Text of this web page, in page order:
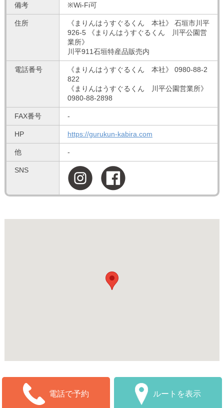
備考 ※Wi-Fi可
住所
《まりんはうすぐるくん 本社》 石垣市川平
926-5 《まりんはうすぐるくん 川平公園営
業所》
川平911石垣特産品販売内
電話番号 《まりんはうすぐるくん 本社》 0980-88-2
822
《まりんはうすぐるくん 川平公園営業所》
0980-88-2898
FAX番号 -
HP https://gurukun-kabira.com
他 -
SNS
電話で予約 ルートを表示